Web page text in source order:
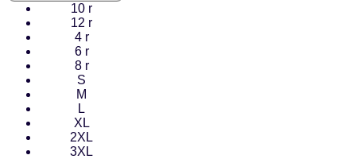
10 r
12 r
4 r
6 r
8 r
S
M
L
XL
2XL
3XL